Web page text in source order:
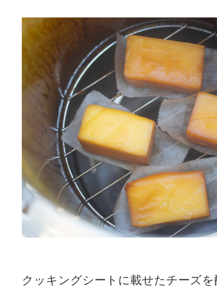
クッキングシートに載せたチーズ